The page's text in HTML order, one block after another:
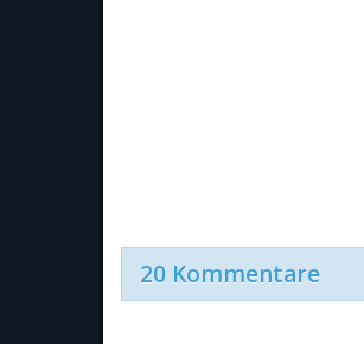
20 Kommentare